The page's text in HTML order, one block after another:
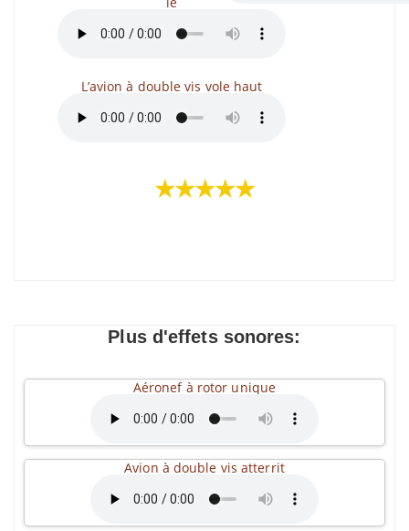
L’avion à double vis vole haut
★★★★★
Plus d'effets sonores:
Aéronef à rotor unique
Avion à double vis atterrit